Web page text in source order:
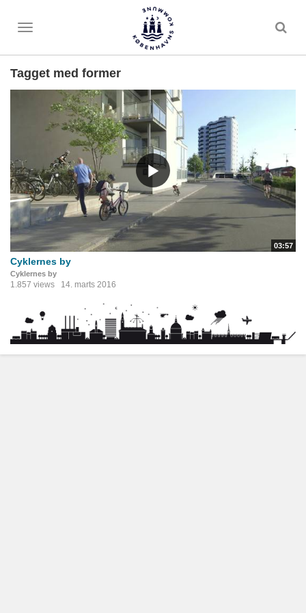
Toggle
Tagget med former
03:57
Cyklernes by
Cyklernes by
1.857 views 14. marts 2016